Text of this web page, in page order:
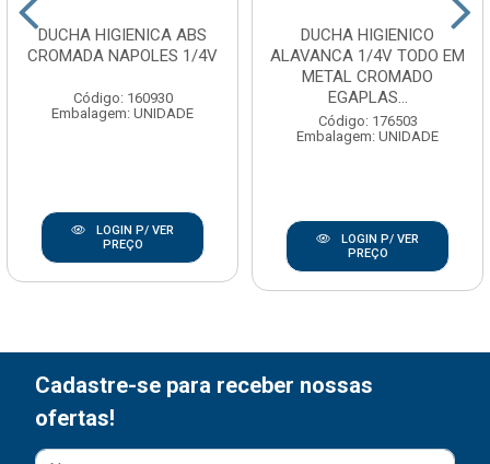
DUCHA HIGIENICA ABS
CROMADA NAPOLES 1/4V
Código: 160930
Embalagem: UNIDADE
LOGIN P/ VER
PREÇO
DUCHA HIGIENICO
ALAVANCA 1/4V TODO EM
METAL CROMADO
EGAPLAS...
Código: 176503
Embalagem: UNIDADE
LOGIN P/ VER
PREÇO
Cadastre-se para receber nossas
ofertas!